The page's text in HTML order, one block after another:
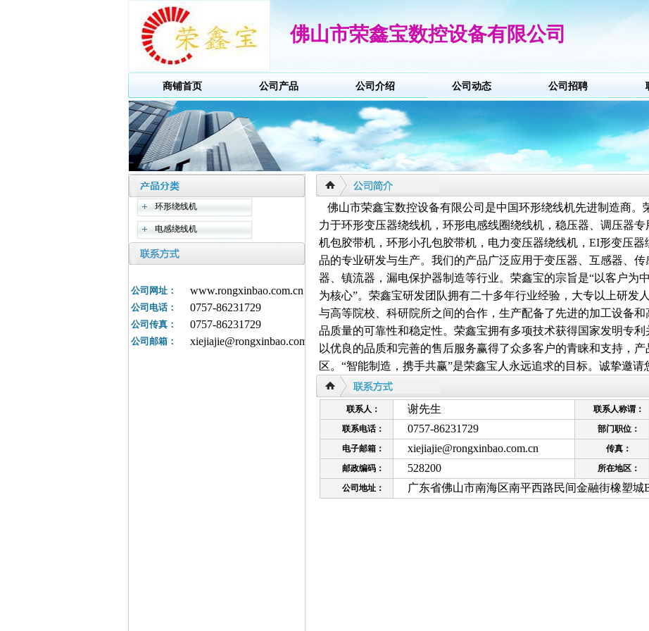
佛山市荣鑫宝数控设备有限公司
商铺首页 公司产品 公司介绍 公司动态 公司招聘
环形绕线机
电感绕线机
公司网址： www.rongxinbao.com.cn
公司电话： 0757-86231729
公司传真： 0757-86231729
公司邮箱： xiejiajie@rongxinbao.com.cn
佛山市荣鑫宝数控设备有限公司是中国环形绕线机先进制造商。
力于环形变压器绕线机，环形电感线圈绕线机，稳压器、调压器
机包胶带机，环形小孔包胶带机，电力变压器绕线机，EI形变压
品的专业研发与生产。我们的产品广泛应用于变压器、互感器、
器、镇流器，漏电保护器制造等行业。荣鑫宝的宗旨是“以客户为
为核心”。荣鑫宝研发团队拥有二十多年行业经验，大专以上研发
与高等院校、科研院所之间的合作，生产配备了先进的加工设备
品质量的可靠性和稳定性。荣鑫宝拥有多项技术获得国家发明专
以优良的品质和完善的售后服务赢得了众多客户的青睐和支持，
区。“智能制造，携手共赢”是荣鑫宝人永远追求的目标。诚挚邀请
联系人： 谢先生 联系人称谓：
联系电话： 0757-86231729 部门职位：
电子邮箱： xiejiajie@rongxinbao.com.cn 传真：
邮政编码： 528200 所在地区：
公司地址： 广东省佛山市南海区南平西路民间金融街橡塑城